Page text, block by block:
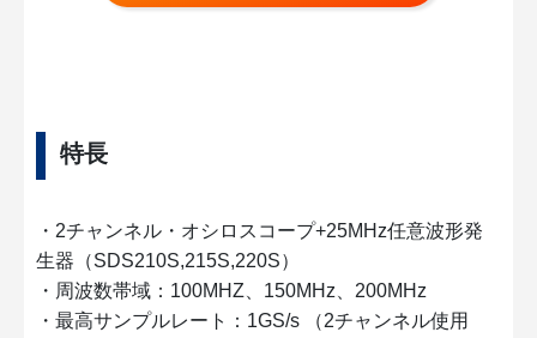
特長
・2チャンネル・オシロスコープ+25MHz任意波形発
生器（SDS210S,215S,220S）
・周波数帯域：100MHZ、150MHz、200MHz
・最高サンプルレート：1GS/s （2チャンネル使用